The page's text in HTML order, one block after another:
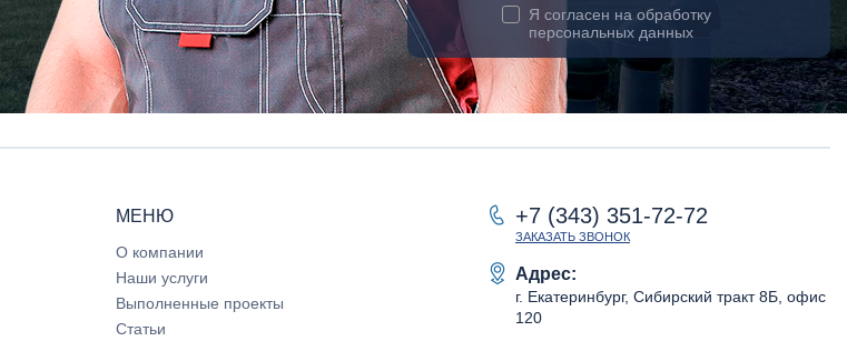
Я согласен на обработку
персональных данных
МЕНЮ
О компании
Наши услуги
Выполненные проекты
Статьи
+7 (343) 351-72-72
ЗАКАЗАТЬ ЗВОНОК
Адрес:
г. Екатеринбург, Сибирский тракт 8Б, офис
120